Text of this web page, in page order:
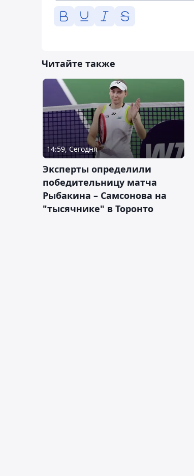
Читайте также
14:59, Сегодня
Эксперты определили
победительницу матча
Рыбакина – Самсонова на
"тысячнике" в Торонто